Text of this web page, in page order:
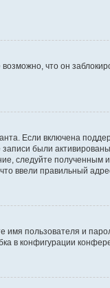
что он
Если включена
были
следуйте полученным
ввели правильный
пользователя и
в конфигурации